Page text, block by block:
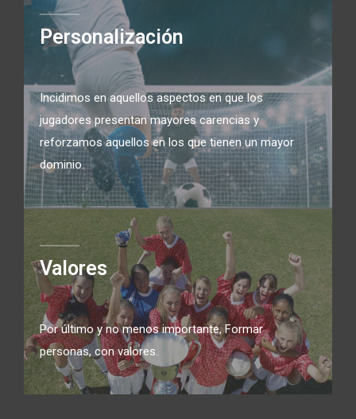
Personalización
Incidimos en aquellos aspectos en que los
jugadores presentan mayores carencias y
reforzamos aquellos en los que tienen un mayor
dominio.
Valores
Por último y no menos importante, Formar
personas, con valores.